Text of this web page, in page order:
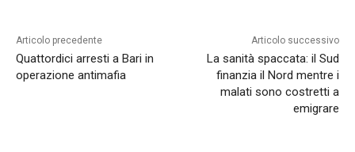
Articolo precedente
Quattordici arresti a Bari in
operazione antimafia
Articolo successivo
La sanità spaccata: il Sud
finanzia il Nord mentre i
malati sono costretti a
emigrare